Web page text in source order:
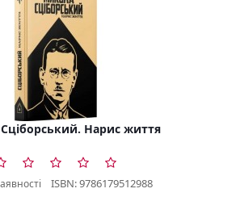
Нарис життя
ISBN: 9786179512988